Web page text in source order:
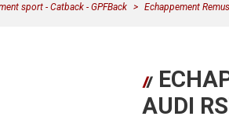
sport - Catback - GPFBack Echappement
AUDI